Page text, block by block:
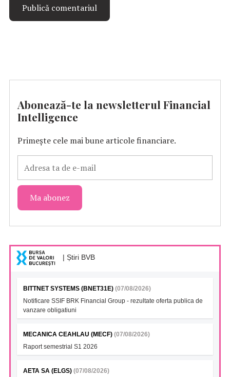
Abonează-te la newsletterul Financial
Intelligence
Primește cele mai bune articole financiare.
| Știri BVB
BITTNET SYSTEMS (BNET31E) (07/08/2026)
Notificare SSIF BRK Financial Group - rezultate oferta publica de
vanzare obligatiuni
MECANICA CEAHLAU (MECF) (07/08/2026)
Raport semestrial S1 2026
AETA SA (ELGS) (07/08/2026)